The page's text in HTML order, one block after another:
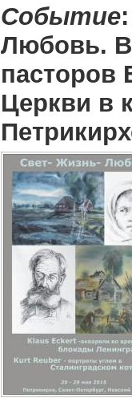
Событие
Любовь.
пасторов
Церкви в